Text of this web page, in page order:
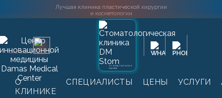
Лучшая клиника пластической хирургии
и косметологии
SINCE2016
СТОМАТОЛОГИЯ
DAMAS
О
КЛИНИКЕ
СПЕЦИАЛИСТЫ ЦЕНЫ УСЛУГИ
Главная →Специалисты
Андрей Александрович
Нестеренко
График приёма
ЛУЧШИЙ ПЛАСТИЧЕСКИЙ ХИРУРГ ПО ЛИПОСАКЦИИ